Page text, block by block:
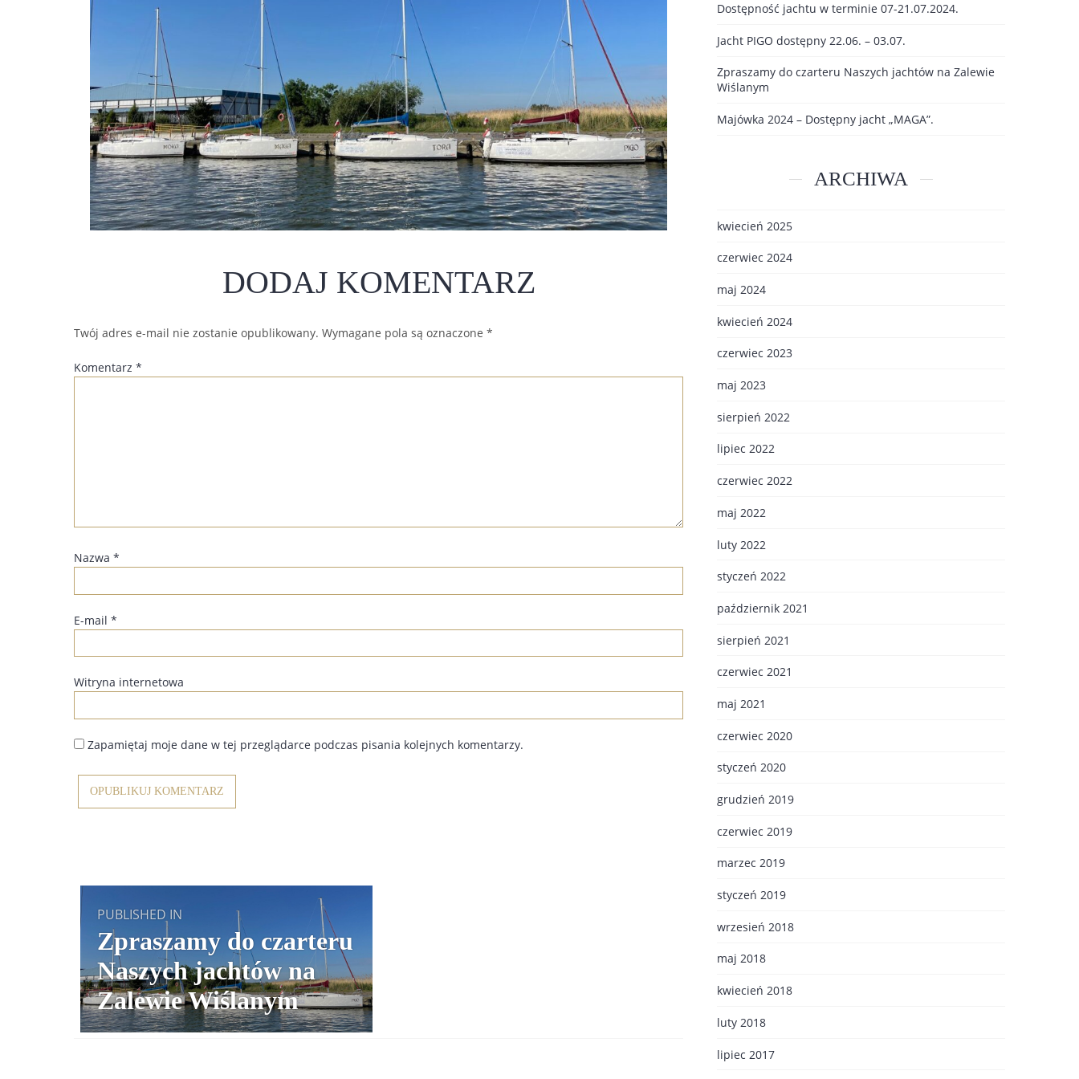
DODAJ KOMENTARZ
Twój adres e-mail nie zostanie opublikowany. Wymagane pola są oznaczone *
Komentarz *
Nazwa *
E-mail *
Witryna internetowa
Zapamiętaj moje dane w tej przeglądarce podczas pisania kolejnych komentarzy.
Nawigacja
wpisu
PUBLISHED IN
Zpraszamy do czarteru
Naszych jachtów na
Zalewie Wiślanym
Dostępność jachtu w terminie 07-21.07.2024.
Jacht PIGO dostępny 22.06. – 03.07.
Zpraszamy do czarteru Naszych jachtów na Zalewie
Wiślanym
Majówka 2024 – Dostępny jacht „MAGA”.
ARCHIWA
kwiecień 2025
czerwiec 2024
maj 2024
kwiecień 2024
czerwiec 2023
maj 2023
sierpień 2022
lipiec 2022
czerwiec 2022
maj 2022
luty 2022
styczeń 2022
październik 2021
sierpień 2021
czerwiec 2021
maj 2021
czerwiec 2020
styczeń 2020
grudzień 2019
czerwiec 2019
marzec 2019
styczeń 2019
wrzesień 2018
maj 2018
kwiecień 2018
luty 2018
lipiec 2017